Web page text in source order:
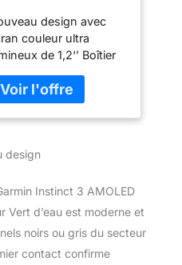
Neo
45mm
design avec
couleur ultra
de 1,2‘’ Boîtier
aux chocs et à
selon la norme
américaine 810 et
: allant
connectée et 32h
mode GPS Intégration
avec faisceau blanc,
et d’un mode SOS
design
Instinct 3 AMOLED
Vert d’eau est moderne et
noirs ou gris du secteur
contact confirme